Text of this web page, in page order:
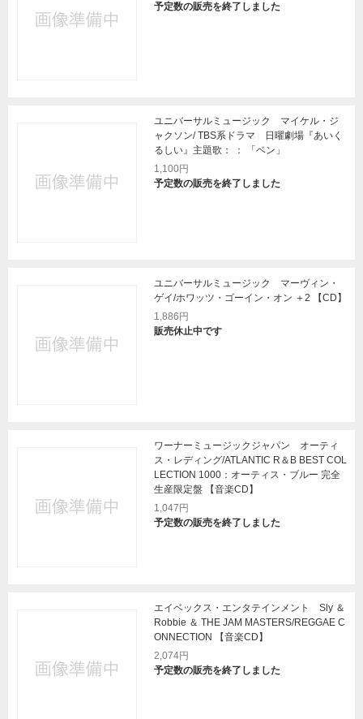
予定数の販売を終了しました
ユニバーサルミュージック マイケル・ジ
ャクソン/ TBS系ドラマ 日曜劇場『あいく
るしい』主題歌： ： 「ベン」
1,100円
予定数の販売を終了しました
ユニバーサルミュージック マーヴィン・
ゲイ/ホワッツ・ゴーイン・オン ＋2 【CD】
1,886円
販売休止中です
ワーナーミュージックジャパン オーティ
ス・レディング/ATLANTIC R＆B BEST COL
LECTION 1000：オーティス・ブルー 完全
生産限定盤 【音楽CD】
1,047円
予定数の販売を終了しました
エイベックス・エンタテインメント Sly ＆
Robbie ＆ THE JAM MASTERS/REGGAE C
ONNECTION 【音楽CD】
2,074円
予定数の販売を終了しました